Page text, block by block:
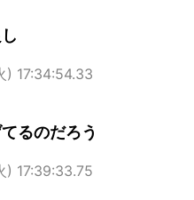
17:34:54.33
るのだろう
17:39:33.75